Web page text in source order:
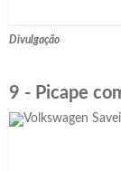
Divulgação
9 - Picape